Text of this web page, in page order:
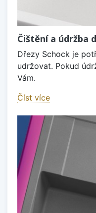
Čištění a údržba
Dřezy Schock je
udržovat. Pokud
Vám.
Číst více